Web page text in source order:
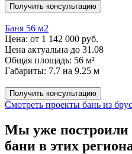
Получить консультацию
Баня 56 м2
Цена: от 1 142 000 руб.
Цена актуальна до 31.08
Общая площадь: 56 м²
Габариты: 7.7 на 9.25 м
Получить консультацию
Смотреть проекты бань из
Мы уже построили
бани в этих